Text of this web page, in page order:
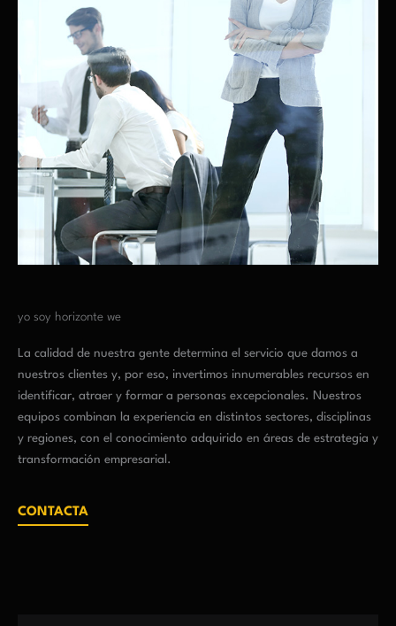
yo soy horizonte we
La calidad de nuestra gente determina el servicio que damos a
nuestros clientes y, por eso, invertimos innumerables recursos en
identificar, atraer y formar a personas excepcionales. Nuestros
equipos combinan la experiencia en distintos sectores, disciplinas
y regiones, con el conocimiento adquirido en áreas de estrategia y
transformación empresarial.
CONTACTA